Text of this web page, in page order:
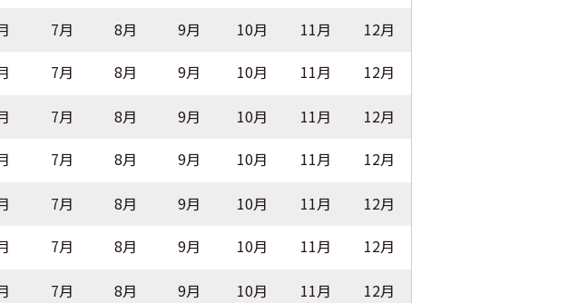
7月 8月 9月 10月 11月 12月
7月 8月 9月 10月 11月 12月
7月 8月 9月 10月 11月 12月
7月 8月 9月 10月 11月 12月
7月 8月 9月 10月 11月 12月
7月 8月 9月 10月 11月 12月
7月 8月 9月 10月 11月 12月